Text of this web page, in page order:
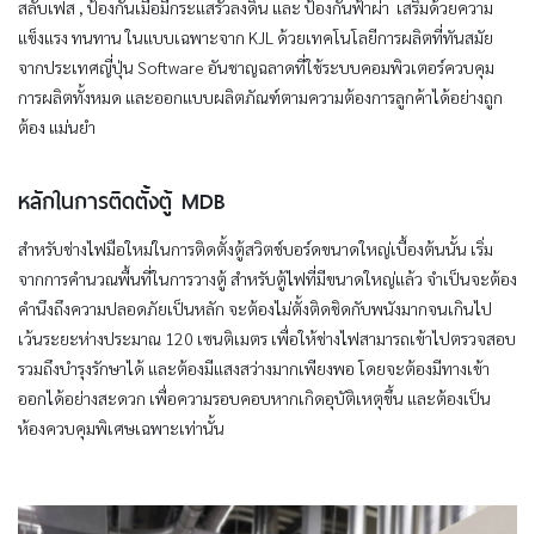
สลับเฟส , ป้องกันเมื่อมีกระแสรั่วลงดิน และ ป้องกันฟ้าผ่า เสริมด้วยความ
แข็งแรง ทนทาน ในแบบเฉพาะจาก KJL ด้วยเทคโนโลยีการผลิตที่ทันสมัย
จากประเทศญี่ปุ่น Software อันชาญฉลาดที่ใช้ระบบคอมพิวเตอร์ควบคุม
การผลิตทั้งหมด และออกแบบผลิตภัณฑ์ตามความต้องการลูกค้าได้อย่างถูก
ต้อง แม่นยำ
หลักในการติดตั้งตู้ MDB
สำหรับช่างไฟมือใหม่ในการติดตั้งตู้สวิตช์บอร์ดขนาดใหญ่เบื้องต้นนั้น เริ่ม
จากการคำนวณพื้นที่ในการวางตู้ สำหรับตู้ไฟที่มีขนาดใหญ่แล้ว จำเป็นจะต้อง
คำนึงถึงความปลอดภัยเป็นหลัก จะต้องไม่ตั้งติดชิดกับพนังมากจนเกินไป
เว้นระยะห่างประมาณ 120 เซนติเมตร เพื่อให้ช่างไฟสามารถเข้าไปตรวจสอบ
รวมถึงบำรุงรักษาได้ และต้องมีแสงสว่างมากเพียงพอ โดยจะต้องมีทางเข้า
ออกได้อย่างสะดวก เพื่อความรอบคอบหากเกิดอุบัติเหตุขึ้น และต้องเป็น
ห้องควบคุมพิเศษเฉพาะเท่านั้น